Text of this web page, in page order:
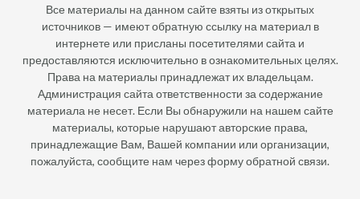
Все материалы на данном сайте взяты из открытых
источников — имеют обратную ссылку на материал в
интернете или присланы посетителями сайта и
предоставляются исключительно в ознакомительных целях.
Права на материалы принадлежат их владельцам.
Администрация сайта ответственности за содержание
материала не несет. Если Вы обнаружили на нашем сайте
материалы, которые нарушают авторские права,
принадлежащие Вам, Вашей компании или организации,
пожалуйста, сообщите нам через форму обратной связи.